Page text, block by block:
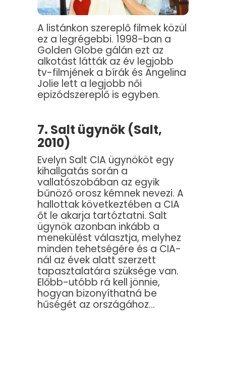
A listánkon szereplő filmek közül
ez a legrégebbi. 1998-ban a
Golden Globe gálán ezt az
alkotást látták az év legjobb
tv-filmjének a bírák és Angelina
Jolie lett a legjobb női
epizódszereplő is egyben.
7. Salt ügynök (Salt,
2010)
Evelyn Salt CIA ügynököt egy
kihallgatás során a
vallatószobában az egyik
bűnöző orosz kémnek nevezi. A
hallottak következtében a CIA
őt le akarja tartóztatni. Salt
ügynök azonban inkább a
menekülést választja, melyhez
minden tehetségére és a CIA-
nál az évek alatt szerzett
tapasztalatára szüksége van.
Előbb-utóbb rá kell jönnie,
hogyan bizonyíthatná be
hűségét az országához…